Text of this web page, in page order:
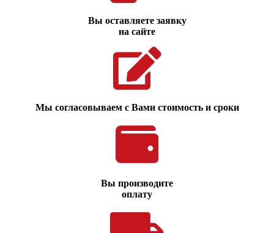
Вы оставляете заявку
на сайте
Мы согласовываем с Вами стоимость и сроки
Вы производите
оплату